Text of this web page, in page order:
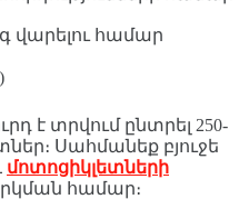
համար
է տրվում ընտրել 250-
Սահմանեք բյուջե
մոտոցիկլետների
համար։